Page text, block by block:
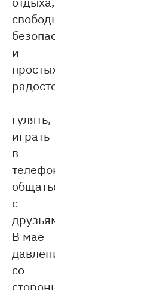
свободы,
безопасности
и
простых
радостей
—
гулять,
играть
в
телефон,
общаться
с
друзьями.
В мае
давление
со
стороны